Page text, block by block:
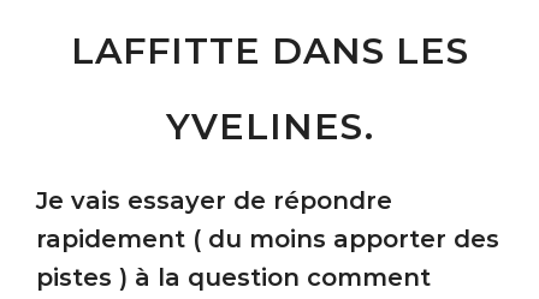
LAFFITTE DANS LES
YVELINES.
Je vais essayer de répondre
rapidement ( du moins apporter des
pistes ) à la question comment